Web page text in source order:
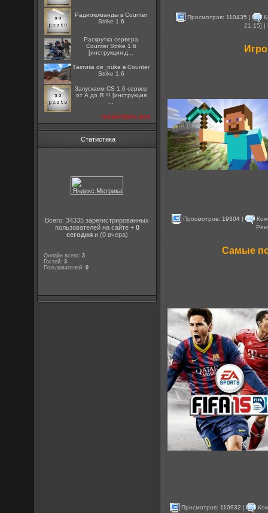
Радиокоманды в Counter
Strike 1.6
Раскрутка сервера
Counter Strike 1.6
[инструкция д...
Тактика de_nuke в Counter
Strike 1.6
Запускаем CS 1.6 сервер
от А до Я !!! [инструкция
посмотреть все
Статистика
Всего: 34335 зарегистрированных
пользователей на сайте + 0
сегодняи (0 вчера)
Онлайн всего:3
Гостей:3
Пользователей:0
Просмотров: 110435 |
21:15] |
Просмотров: 19304|
Самые
Просмотров: 110932 |